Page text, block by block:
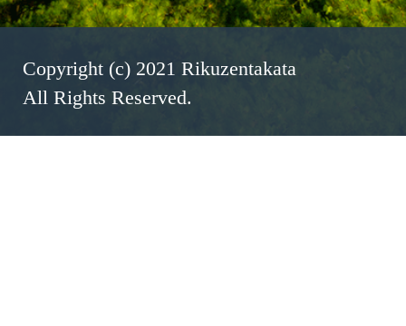
Copyright (c) 2021 Rikuzentakata
All Rights Reserved.